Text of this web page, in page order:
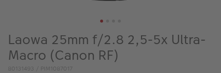
VÝPRODEJ
FOTO BAZAR
Laowa 25mm f/2.8 2,5-5x Ultra-
Macro (Canon RF)
80131493 / PIM1087017